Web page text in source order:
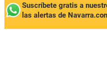
Suscríbete gratis a
las alertas de